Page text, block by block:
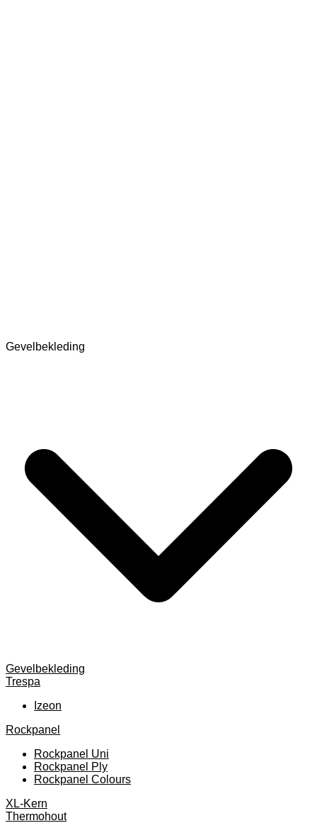
Gevelbekleding
Gevelbekleding
Trespa
Izeon
Rockpanel
Rockpanel Uni
Rockpanel Ply
Rockpanel Colours
XL-Kern
Thermohout